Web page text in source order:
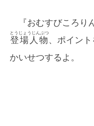
『おむすびころ
登場人物
とうじょうじんぶつ
、ポイン
かいせつするよ。